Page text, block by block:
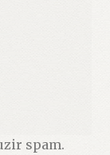
spam.